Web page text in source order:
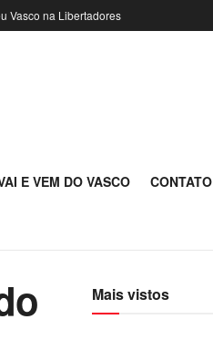
Vasco na Libertadores
E VEM DO VASCO CONTATO
Mais vistos